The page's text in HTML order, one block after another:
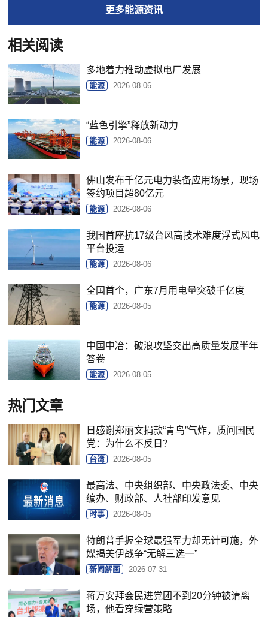
更多能源资讯
相关阅读
多地着力推动虚拟电厂发展
能源 2026-08-06
“蓝色引擎”释放新动力
能源 2026-08-06
佛山发布千亿元电力装备应用场景，现场
签约项目超80亿元
能源 2026-08-06
我国首座抗17级台风高技术难度浮式风电
平台投运
能源 2026-08-06
全国首个，广东7月用电量突破千亿度
能源 2026-08-05
中国中冶：破浪攻坚交出高质量发展半年
答卷
能源 2026-08-05
热门文章
日感谢郑丽文捐款“青鸟”气炸，质问国民
党：为什么不反日？
台湾 2026-08-05
最高法、中央组织部、中央政法委、中央
编办、财政部、人社部印发意见
时事 2026-08-05
特朗普手握全球最强军力却无计可施，外
媒揭美伊战争“无解三选一”
新闻解画 2026-07-31
蒋万安拜会民进党团不到20分钟被请离
场，他看穿绿营策略